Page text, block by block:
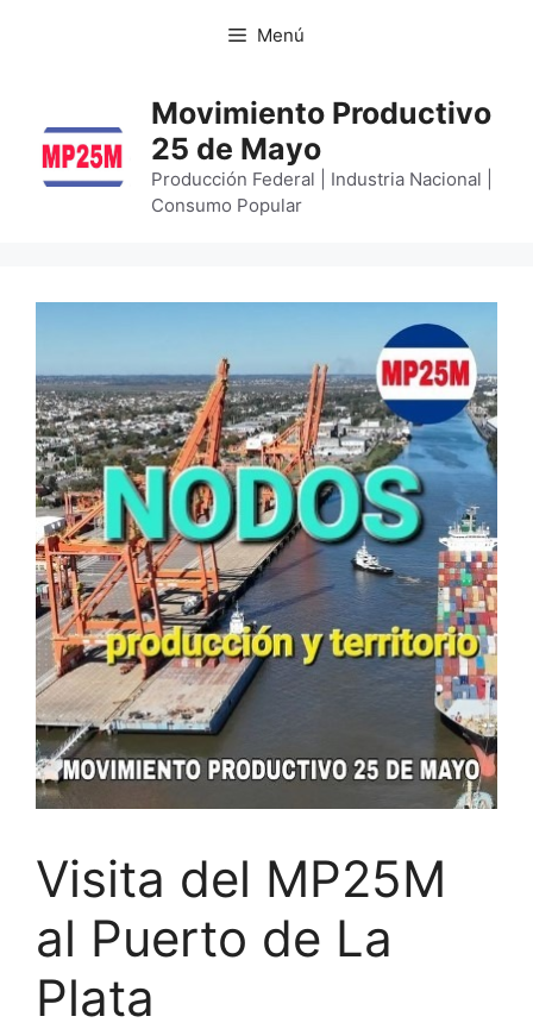
Menú
Movimiento Productivo
25 de Mayo
Producción Federal | Industria Nacional |
Consumo Popular
Visita del MP25M
al Puerto de La
Plata